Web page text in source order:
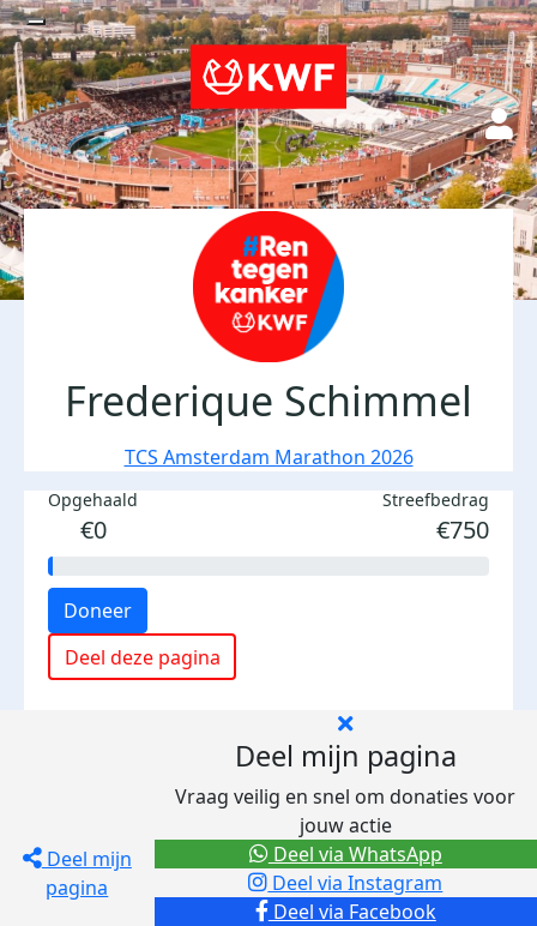
Frederique Schimmel
TCS Amsterdam Marathon 2026
Opgehaald
€0
Streefbedrag
€750
Doneer
Deel deze pagina
Deel mijn
pagina
Deel mijn pagina
Vraag veilig en snel om donaties voor
jouw actie
Deel via Facebook
Deel via Instagram
Deel via WhatsApp